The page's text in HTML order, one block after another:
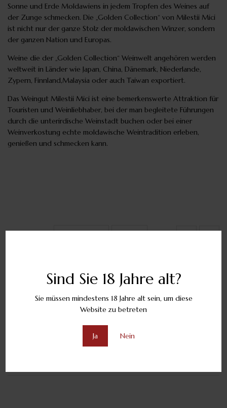
Sind Sie 18 Jahre alt?
Sie müssen mindestens 18 Jahre alt sein, um diese
Website zu betreten
Ja Nein
Sonne und Erde Moldawiens in jedem Tropfen des Weines auf
der Zunge schmecken. Die „Golden Collection“ von Milestii Mici
ist nicht nur der ganze Stolz der moldawischen Winzer, sondern
der ganzen Nation und Europas.
Weine die der „Golden Collection“ Weinwelt angehören werden
weltweit in Länder wie Japan, China, Dänemark, Niederlande,
Zypern, Finnland,Malaysia oder auch Taiwan exportiert.
Das Weingut Milestii Mici ist eine bemerkenswerte Attraktion für
Touristen und Weinliebhaber, bei der man begleitete Führungen
durch die unterirdische Weinstadt buchen oder bei einer
Weinverkostung echte moldawische Weintradition erleben,
genießen und schmecken kann.
Ostertraditionen In Moldawien
Die Besten Weine Für Ein Sommerpicknick